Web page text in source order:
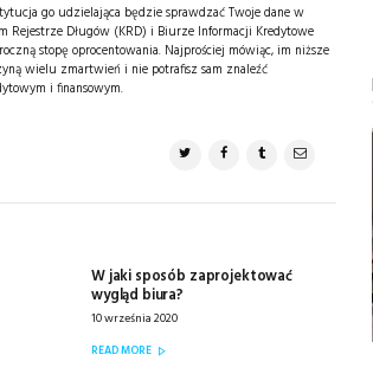
go udzielająca będzie sprawdzać Twoje dane w
Rejestrze Długów (KRD) i Biurze Informacji Kredytowe
stopę oprocentowania. Najprościej mówiąc, im niższe
wielu zmartwień i nie potrafisz sam znaleźć
i finansowym.
Next
post:
W jaki sposób zaprojektować
wygląd biura?
10 września 2020
READ MORE